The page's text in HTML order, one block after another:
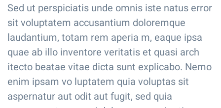
Sed ut perspiciatis unde omnis iste natus error
sit voluptatem accusantium doloremque
laudantium, totam rem aperia m, eaque ipsa
quae ab illo inventore veritatis et quasi arch
itecto beatae vitae dicta sunt explicabo. Nemo
enim ipsam vo luptatem quia voluptas sit
aspernatur aut odit aut fugit, sed quia